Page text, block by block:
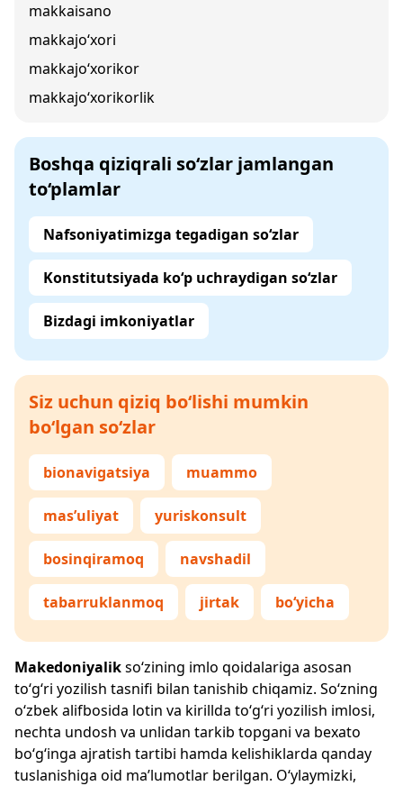
makkaisano
makkajo‘xori
makkajo‘xorikor
makkajo‘xorikorlik
Boshqa qiziqrali so‘zlar jamlangan
to‘plamlar
Nafsoniyatimizga tegadigan so‘zlar
Konstitutsiyada ko‘p uchraydigan so‘zlar
Bizdagi imkoniyatlar
Siz uchun qiziq bo‘lishi mumkin
bo‘lgan so‘zlar
bionavigatsiya muammo
mas’uliyat yuriskonsult
bosinqiramoq navshadil
tabarruklanmoq jirtak bo‘yicha
Makedoniyalikso‘zining imlo qoidalariga asosan
to‘g‘ri yozilish tasnifi bilan tanishib chiqamiz. So‘zning
o‘zbek alifbosida lotin va kirillda to‘g‘ri yozilish imlosi,
nechta undosh va unlidan tarkib topgani va bexato
bo‘g‘inga ajratish tartibi hamda kelishiklarda qanday
tuslanishiga oid ma’lumotlar berilgan. O‘ylaymizki,